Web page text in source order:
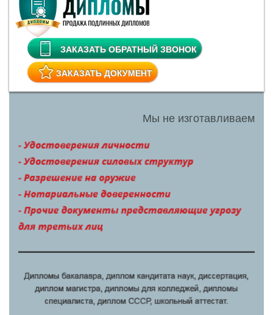
Купить диплом 2019 года
Диплом 2017 года
Диплом 2016 года
Диплом 2015 года
Диплом 2014 года
Диплом России
Проведенный диплом
Диплом института
Легальный диплом
Чистый диплом
Диплом о среднем образовании
Диплом о среднем техническом образовании
Диплом о дополнительном образовании
Диплом о неполном образовании
Диплом недорого
Где купить диплом
Настоящий диплом
Липовый диплом
Диплом с регистрацией
Диплом вуза